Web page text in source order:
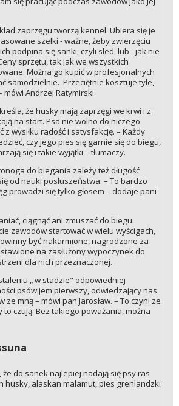
zaprzęgu tworzą kennel. Ubiera się je
szelki - ważne, żeby zwierzęciu
podpina się sanki, czyli sled, lub - jak nie
sprzętu, tak jak we wszystkich
Można go kupić w profesjonalnych
samodzielnie. Przeciętnie kosztuje tyle,
mówi Andrzej Ratymirski.
że husky mają zaprzęgi we krwi i z
na start. Psa nie wolno do niczego
z wysiłku radość i satysfakcję. – Każdy
czy jego pies się garnie się do biegu,
się i takie wyjątki – tłumaczy.
do biegania zależy też długość
od nauki posłuszeństwa. – To bardzo
prowadzi się tylko głosem – dodaje pani
ciągnąć ani zmuszać do biegu.
zawodów startować w wielu wyścigach,
być nakarmione, nagrodzone za
na zasłużony wypoczynek do
dla nich przeznaczonej.
„ w stadzie" odpowiedniej
psów jem pierwszy, odwiedzający nas
ze mną – mówi pan Jarosław. – To czyni ze
to czują. Bez takiego poważania, można
do sanek najlepiej nadają się psy ras
husky, alaskan malamut, pies grenlandzki